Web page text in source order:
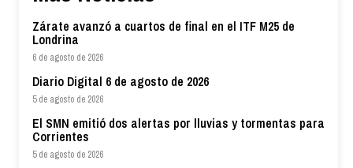
Zárate avanzó a cuartos de final en el ITF M25 de
Londrina
6 de agosto de 2026
Diario Digital 6 de agosto de 2026
5 de agosto de 2026
El SMN emitió dos alertas por lluvias y tormentas para
Corrientes
5 de agosto de 2026